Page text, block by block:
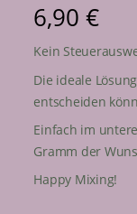
6,90€
Kein
Die ideale
entscheiden
Einfach im
Gramm der
Happy Mixing!